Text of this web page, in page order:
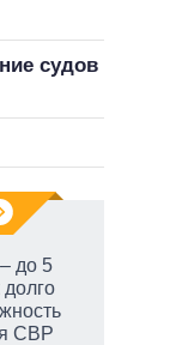
судов
до 5
долго
СВР